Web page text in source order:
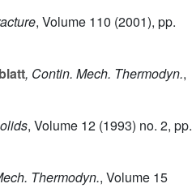
, Volume 110 (2001), pp.
, Contin. Mech. Thermodyn.,
, Volume 12 (1993) no. 2, pp.
Thermodyn., Volume 15